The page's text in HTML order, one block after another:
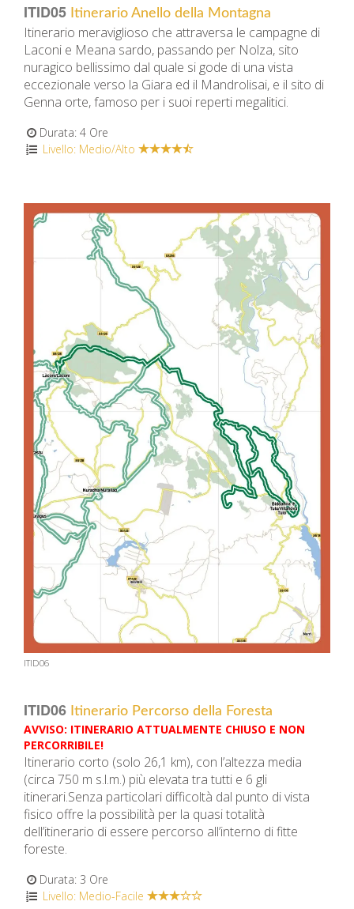
ITID05 Itinerario Anello della Montagna
Itinerario meraviglioso che attraversa le campagne di
Laconi e Meana sardo, passando per Nolza, sito
nuragico bellissimo dal quale si gode di una vista
eccezionale verso la Giara ed il Mandrolisai, e il sito di
Genna orte, famoso per i suoi reperti megalitici.
Durata: 4 Ore
Livello: Medio/Alto
ITID06
ITID06 Itinerario Percorso della Foresta
AVVISO: ITINERARIO ATTUALMENTE CHIUSO E NON
PERCORRIBILE!
Itinerario corto (solo 26,1 km), con l’altezza media
(circa 750 m s.l.m.) più elevata tra tutti e 6 gli
itinerari.Senza particolari difficoltà dal punto di vista
fisico offre la possibilità per la quasi totalità
dell’itinerario di essere percorso all’interno di fitte
foreste.
Durata: 3 Ore
Livello: Medio-Facile